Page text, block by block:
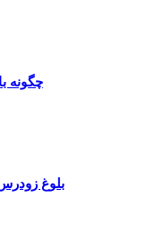
چگونه
بلوغ